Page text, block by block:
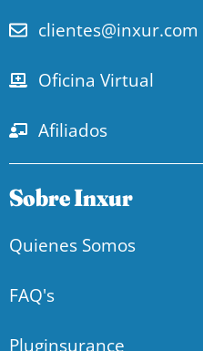
clientes@inxur.com
Oficina Virtual
Afiliados
Sobre Inxur
Quienes Somos
FAQ's
Pluginsurance